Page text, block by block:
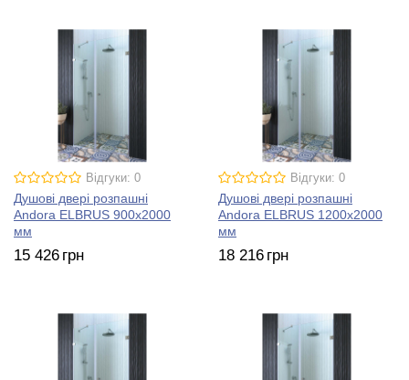
Відгуки: 0
Душові двері розпашні
Andora ELBRUS 900х2000
мм
15 426 грн
Відгуки: 0
Душові двері розпашні
Andora ELBRUS 1200х2000
мм
18 216 грн